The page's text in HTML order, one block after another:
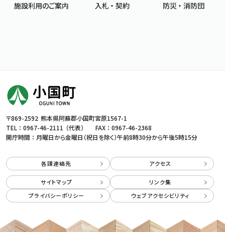
施設利用のご案内 入札 ・ 契約 防災 ・ 消防団
〒869-2592 熊本県阿蘇郡小国町宮原1567-1
TEL ： 0967-46-2111 （代表）
FAX ： 0967-46-2368
開庁時間 ： 月曜日から金曜日（祝日を除く）午前8時30分から午後5時15分
各課連絡先 アクセス
サイトマップ
リンク集
プライバシーポリシー
ウェブアクセシビリティ